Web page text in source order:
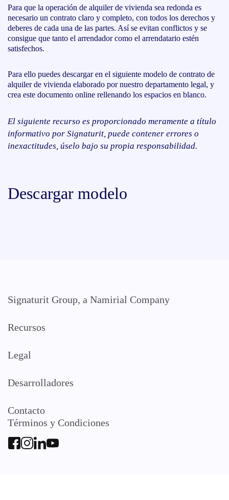
Para que la operación de alquiler de vivienda sea redonda es
necesario un contrato claro y completo, con todos los derechos y
deberes de cada una de las partes. Así se evitan conflictos y se
consigue que tanto el arrendador como el arrendatario estén
satisfechos.
Para ello puedes descargar en el siguiente modelo de contrato de
alquiler de vivienda elaborado por nuestro departamento legal, y
crea este documento online rellenando los espacios en blanco.
El siguiente recurso es proporcionado meramente a título
informativo por Signaturit, puede contener errores o
inexactitudes, úselo bajo su propia responsabilidad.
Descargar modelo
Signaturit Group, a Namirial Company
Recursos
Legal
Desarrolladores
Contacto
Términos y Condiciones